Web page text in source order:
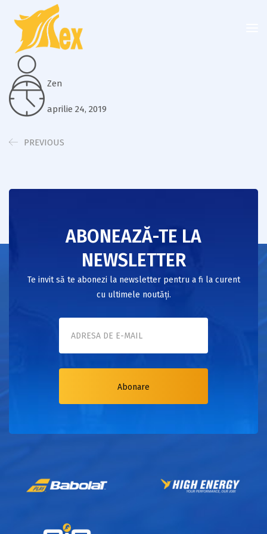
Zen
aprilie 24, 2019
PREVIOUS
ABONEAZĂ-TE LA
NEWSLETTER
Te invit să te abonezi la newsletter pentru a fi la curent
cu ultimele noutăți.